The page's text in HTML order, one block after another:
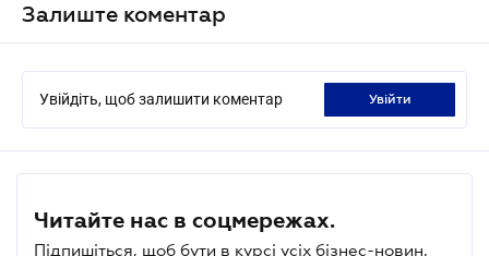
Залиште коментар
Увійдіть, щоб залишити коментар увійти
Читайте нас в соцмережах.
Підпишіться, щоб бути в курсі усіх бізнес-новин.